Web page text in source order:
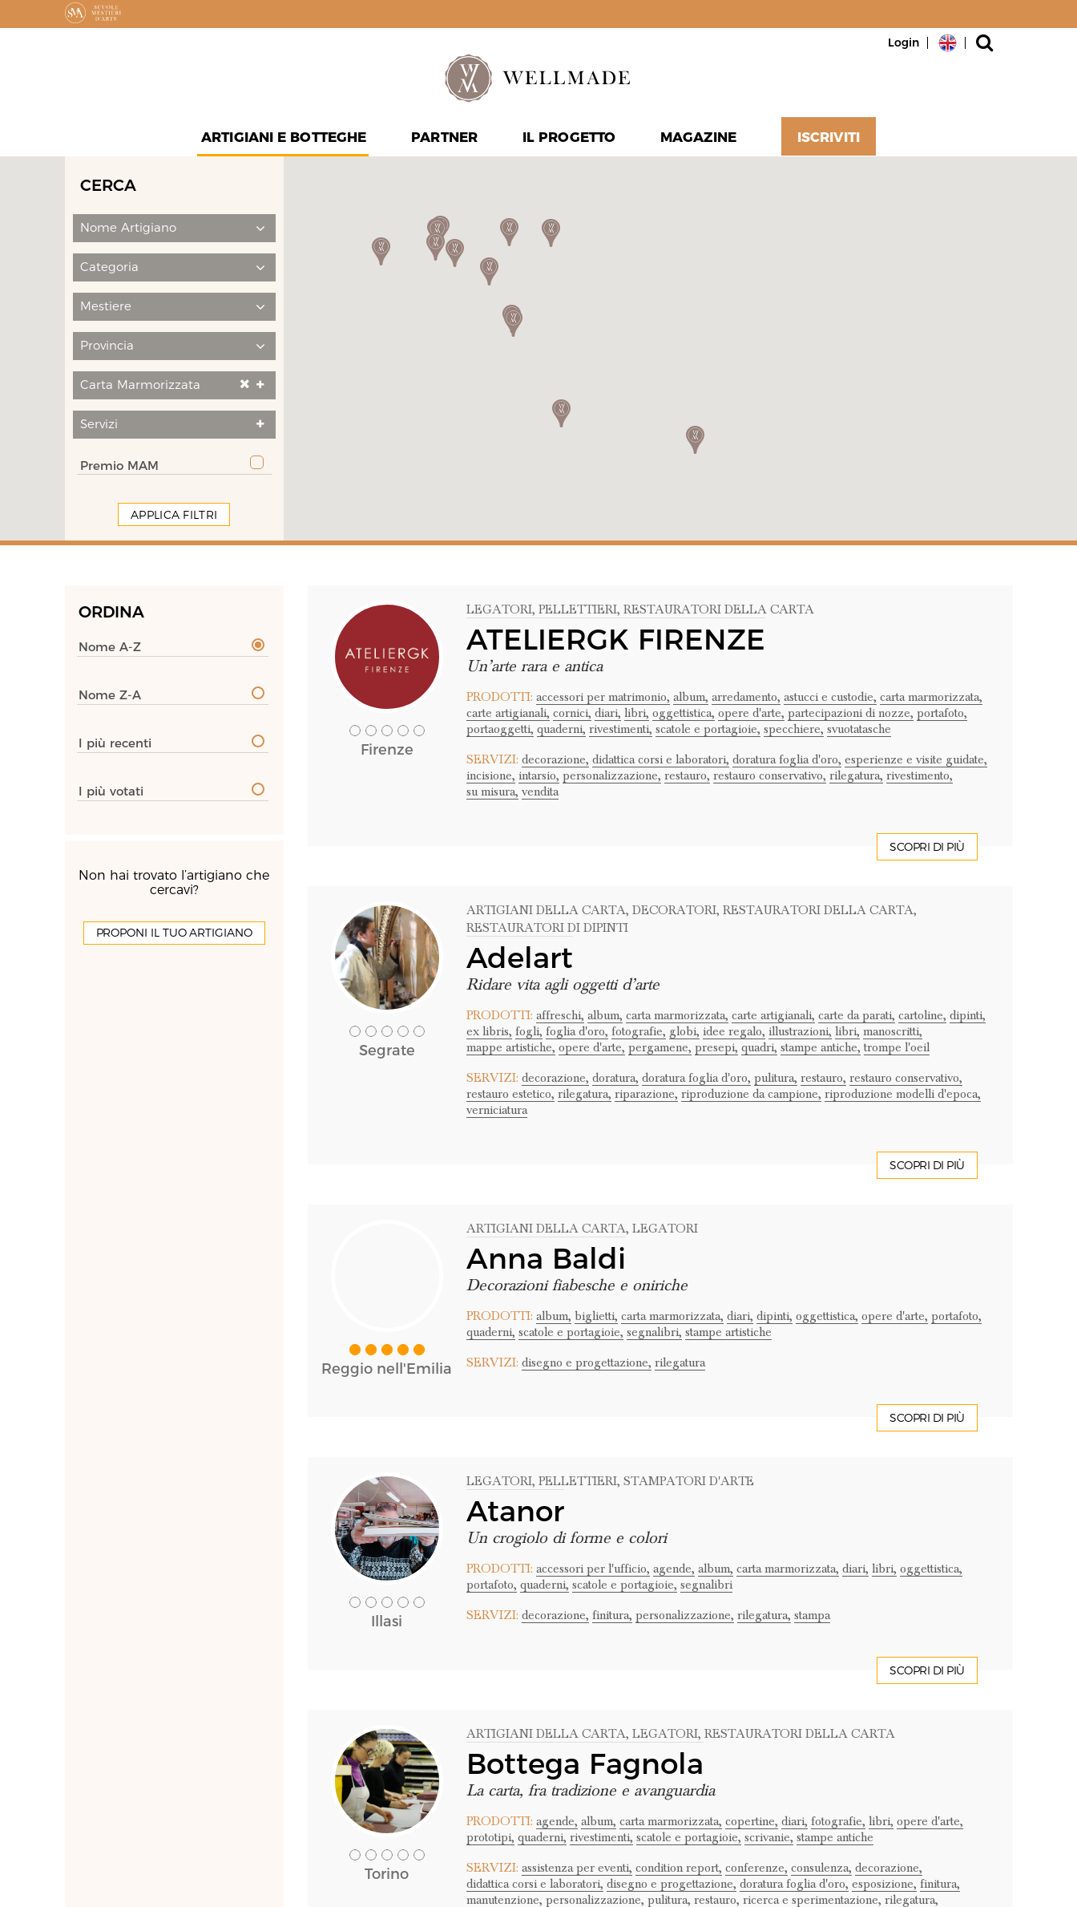
Login
ARTIGIANI E BOTTEGHE PARTNER IL PROGETTO MAGAZINE ISCRIVITI
CERCA
Nome Artigiano
Categoria
Mestiere
Provincia
Carta Marmorizzata
Servizi
Premio MAM
APPLICA FILTRI
ORDINA
Nome A-Z
Nome Z-A
I più recenti
I più votati
Non hai trovato l’artigiano che
cercavi?
PROPONI IL TUO ARTIGIANO
Firenze
LEGATORI, PELLETTIERI, RESTAURATORI DELLA CARTA
ATELIERGK FIRENZE
Un’arte rara e antica
PRODOTTI: accessori per matrimonio, album, arredamento, astucci e custodie, carta marmorizzata,
carte artigianali, cornici, diari, libri, oggettistica, opere d'arte, partecipazioni di nozze, portafoto,
portaoggetti, quaderni, rivestimenti, scatole e portagioie, specchiere, svuotatasche
SERVIZI: decorazione, didattica corsi e laboratori, doratura foglia d'oro, esperienze e visite guidate,
incisione, intarsio, personalizzazione, restauro, restauro conservativo, rilegatura, rivestimento,
su misura, vendita
SCOPRI DI PIÙ
Segrate
ARTIGIANI DELLA CARTA, DECORATORI, RESTAURATORI DELLA CARTA,
RESTAURATORI DI DIPINTI
Adelart
Ridare vita agli oggetti d’arte
PRODOTTI: affreschi, album, carta marmorizzata, carte artigianali, carte da parati, cartoline, dipinti,
ex libris, fogli, foglia d'oro, fotografie, globi, idee regalo, illustrazioni, libri, manoscritti,
mappe artistiche, opere d'arte, pergamene, presepi, quadri, stampe antiche, trompe l'oeil
SERVIZI: decorazione, doratura, doratura foglia d'oro, pulitura, restauro, restauro conservativo,
restauro estetico, rilegatura, riparazione, riproduzione da campione, riproduzione modelli d'epoca,
verniciatura
SCOPRI DI PIÙ
Reggio nell'Emilia
ARTIGIANI DELLA CARTA, LEGATORI
Anna Baldi
Decorazioni fiabesche e oniriche
PRODOTTI: album, biglietti, carta marmorizzata, diari, dipinti, oggettistica, opere d'arte, portafoto,
quaderni, scatole e portagioie, segnalibri, stampe artistiche
SERVIZI: disegno e progettazione, rilegatura
SCOPRI DI PIÙ
Illasi
LEGATORI, PELLETTIERI, STAMPATORI D'ARTE
Atanor
Un crogiolo di forme e colori
PRODOTTI: accessori per l'ufficio, agende, album, carta marmorizzata, diari, libri, oggettistica,
portafoto, quaderni, scatole e portagioie, segnalibri
SERVIZI: decorazione, finitura, personalizzazione, rilegatura, stampa
SCOPRI DI PIÙ
Torino
ARTIGIANI DELLA CARTA, LEGATORI, RESTAURATORI DELLA CARTA
Bottega Fagnola
La carta, fra tradizione e avanguardia
PRODOTTI: agende, album, carta marmorizzata, copertine, diari, fotografie, libri, opere d'arte,
prototipi, quaderni, rivestimenti, scatole e portagioie, scrivanie, stampe antiche
SERVIZI: assistenza per eventi, condition report, conferenze, consulenza, decorazione,
didattica corsi e laboratori, disegno e progettazione, doratura foglia d'oro, esposizione, finitura,
manutenzione, personalizzazione, pulitura, restauro, ricerca e sperimentazione, rilegatura,